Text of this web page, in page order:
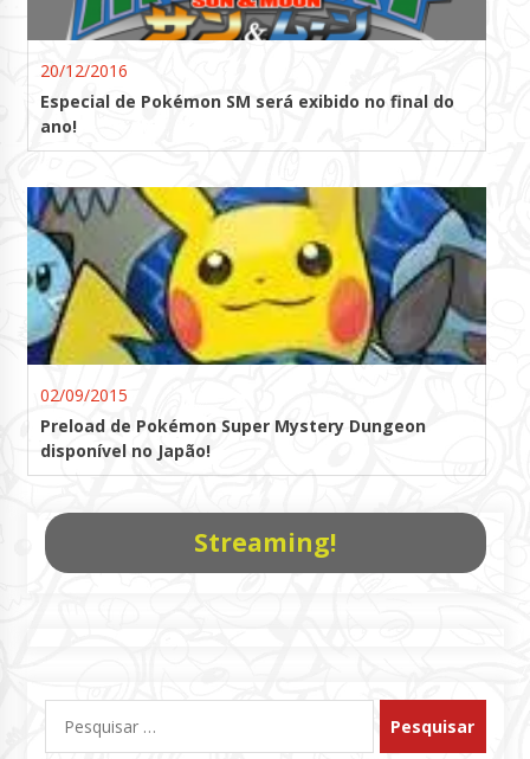
20/12/2016
Especial de Pokémon SM será exibido no final do
ano!
02/09/2015
Preload de Pokémon Super Mystery Dungeon
disponível no Japão!
Streaming!
por: